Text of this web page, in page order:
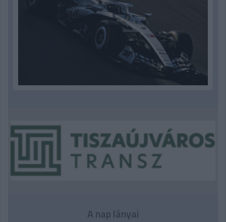
A nap lányai